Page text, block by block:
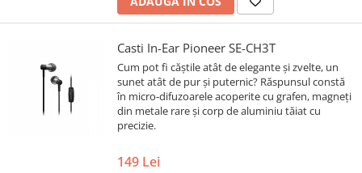
Casti In-Ear Pioneer SE-CH3T
Cum pot fi căștile atât de elegante și zvelte, un
sunet atât de pur și puternic? Răspunsul constă
în micro-difuzoarele acoperite cu grafen, magneți
din metale rare și corp de aluminiu tăiat cu
precizie.
149 Lei